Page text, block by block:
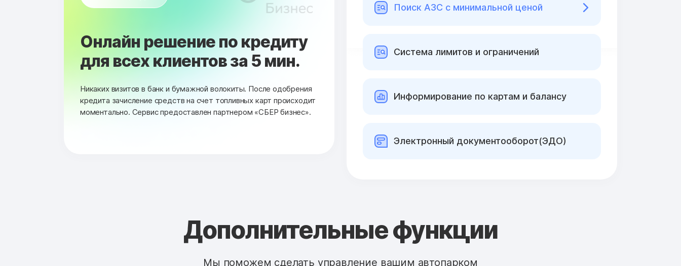
Онлайн решение по кредиту
для всех клиентов за 5 мин.
Никаких визитов в банк и бумажной волокиты. После одобрения
кредита зачисление средств на счет топливных карт происходит
моментально. Сервис предоставлен партнером «СБЕР бизнес».
Поиск АЗС с минимальной ценой
Cистема лимитов и ограничений
Информирование по картам и балансу
Электронный документооборот(ЭДО)
Дополнительные функции
Мы поможем сделать управление вашим автопарком